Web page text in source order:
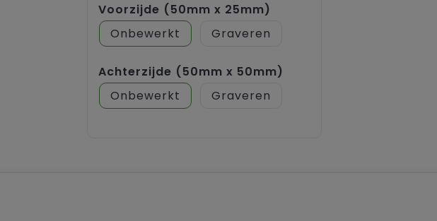
Voorzijde (50mm x 25mm)
Onbewerkt
Graveren
Achterzijde (50mm x 50mm)
Onbewerkt
Graveren